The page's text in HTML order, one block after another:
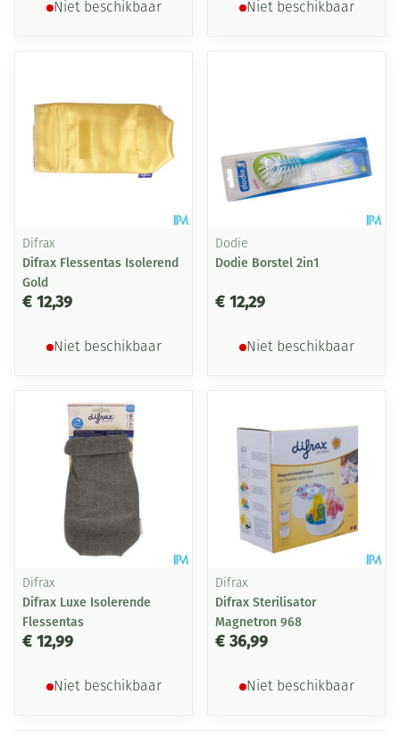
Niet beschikbaar Niet beschikbaar
Difrax
Difrax Flessentas Isolerend
Gold
€ 12,39
Niet beschikbaar
Dodie
Dodie Borstel 2in1
€ 12,29
Niet beschikbaar
Difrax
Difrax Luxe Isolerende
Flessentas
€ 12,99
Niet beschikbaar
Difrax
Difrax Sterilisator
Magnetron 968
€ 36,99
Niet beschikbaar